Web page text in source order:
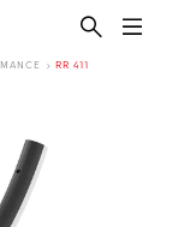
RR 411